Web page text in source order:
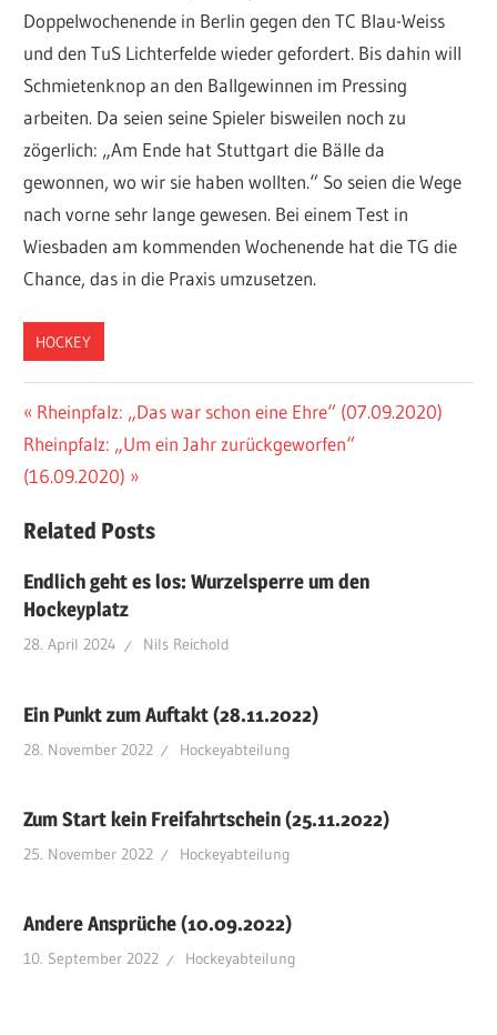
Doppelwochenende in Berlin gegen den TC Blau-Weiss
und den TuS Lichterfelde wieder gefordert. Bis dahin will
Schmietenknop an den Ballgewinnen im Pressing
arbeiten. Da seien seine Spieler bisweilen noch zu
zögerlich: „Am Ende hat Stuttgart die Bälle da
gewonnen, wo wir sie haben wollten.“ So seien die Wege
nach vorne sehr lange gewesen. Bei einem Test in
Wiesbaden am kommenden Wochenende hat die TG die
Chance, das in die Praxis umzusetzen.
HOCKEY
Beitragsnavigation
Vorheriger
Beitrag:
Rheinpfalz: „Das war schon eine Ehre“ (07.09.2020)
Nächster
Beitrag:
Rheinpfalz: „Um ein Jahr zurückgeworfen“
(16.09.2020)
Related Posts
Endlich geht es los: Wurzelsperre um den
Hockeyplatz
28. April 2024 Nils Reichold
Ein Punkt zum Auftakt (28.11.2022)
28. November 2022 Hockeyabteilung
Zum Start kein Freifahrtschein (25.11.2022)
25. November 2022 Hockeyabteilung
Andere Ansprüche (10.09.2022)
10. September 2022 Hockeyabteilung